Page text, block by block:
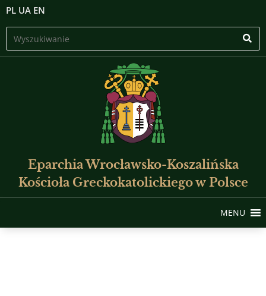
PL UA EN
Eparchia Wrocławsko-Koszalińska
Kościoła Greckokatolickiego w Polsce
MENU